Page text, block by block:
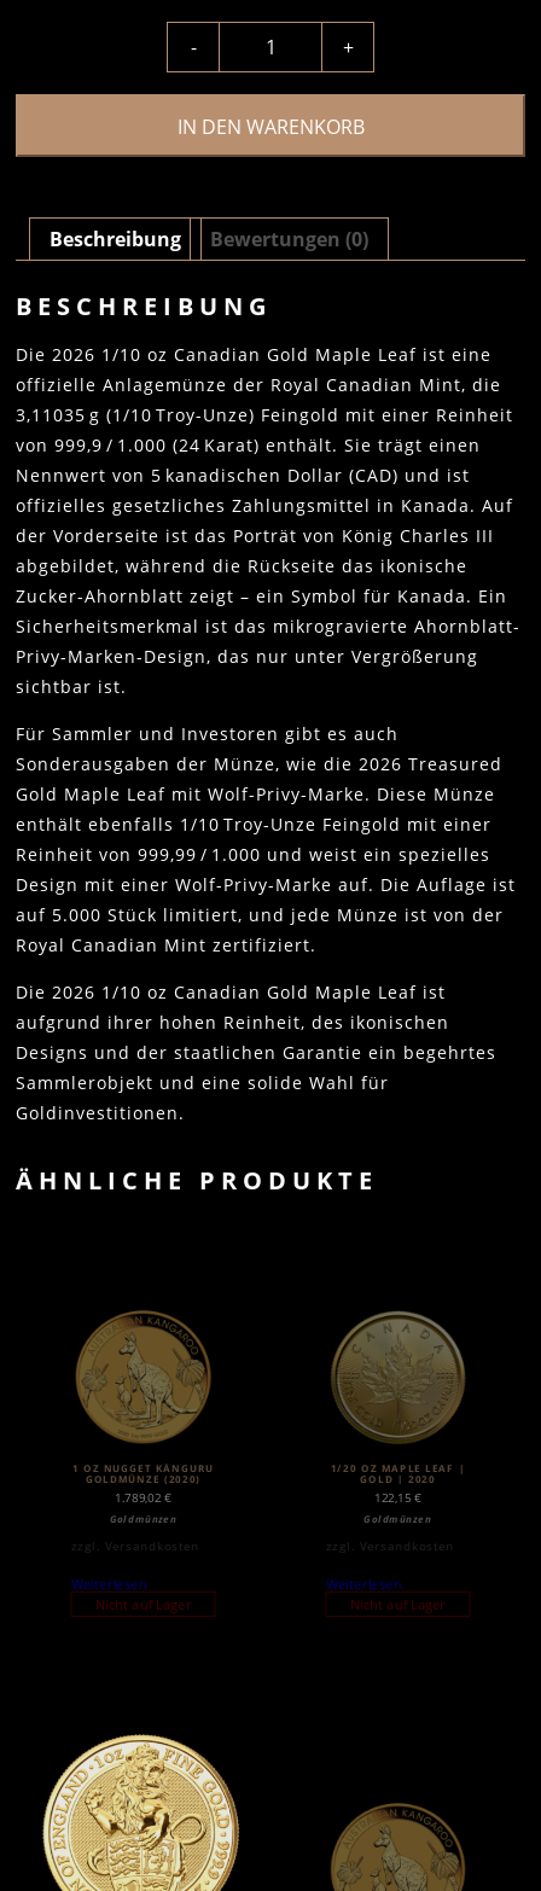
- +
IN DEN WARENKORB
Beschreibung Bewertungen (0)
BESCHREIBUNG
Die 2026 1/10 oz Canadian Gold Maple Leaf ist eine
offizielle Anlagemünze der Royal Canadian Mint, die
3,11035 g (1/10 Troy-Unze) Feingold mit einer Reinheit
von 999,9 / 1.000 (24 Karat) enthält. Sie trägt einen
Nennwert von 5 kanadischen Dollar (CAD) und ist
offizielles gesetzliches Zahlungsmittel in Kanada. Auf
der Vorderseite ist das Porträt von König Charles III
abgebildet, während die Rückseite das ikonische
Zucker-Ahornblatt zeigt – ein Symbol für Kanada. Ein
Sicherheitsmerkmal ist das mikrogravierte Ahornblatt-
Privy-Marken-Design, das nur unter Vergrößerung
sichtbar ist.
Für Sammler und Investoren gibt es auch
Sonderausgaben der Münze, wie die 2026 Treasured
Gold Maple Leaf mit Wolf-Privy-Marke. Diese Münze
enthält ebenfalls 1/10 Troy-Unze Feingold mit einer
Reinheit von 999,99 / 1.000 und weist ein spezielles
Design mit einer Wolf-Privy-Marke auf. Die Auflage ist
auf 5.000 Stück limitiert, und jede Münze ist von der
Royal Canadian Mint zertifiziert.
Die 2026 1/10 oz Canadian Gold Maple Leaf ist
aufgrund ihrer hohen Reinheit, des ikonischen
Designs und der staatlichen Garantie ein begehrtes
Sammlerobjekt und eine solide Wahl für
Goldinvestitionen.
ÄHNLICHE PRODUKTE
1 OZ NUGGET KÄNGURU
GOLDMÜNZE (2020)
1.789,02€
Goldmünzen
zzgl. Versandkosten
Weiterlesen
Nicht auf Lager
1/20 OZ MAPLE LEAF |
GOLD | 2020
122,15€
Goldmünzen
zzgl. Versandkosten
Weiterlesen
Nicht auf Lager